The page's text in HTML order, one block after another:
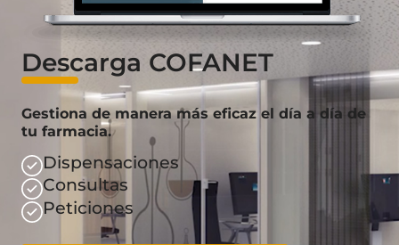
Descarga COFANET
Gestiona de manera más eficaz el día a día de
tu farmacia.
Dispensaciones
Consultas
Peticiones